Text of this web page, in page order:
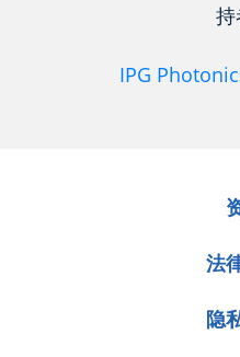
持
IPG
法
隐